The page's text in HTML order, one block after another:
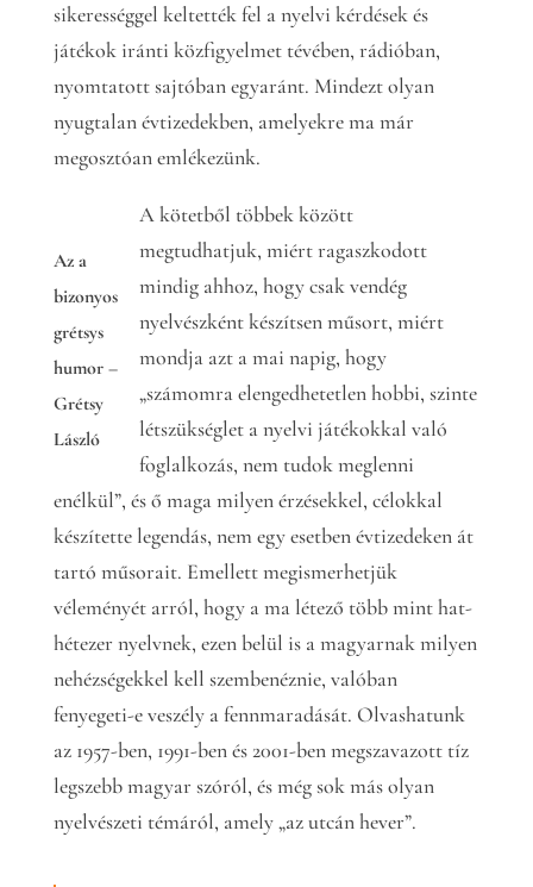
sikerességgel keltették fel a nyelvi kérdések és
játékok iránti közfigyelmet tévében, rádióban,
nyomtatott sajtóban egyaránt. Mindezt olyan
nyugtalan évtizedekben, amelyekre ma már
megosztóan emlékezünk.
Az a
bizonyos
grétsys
humor –
Grétsy
László
A kötetből többek között
megtudhatjuk, miért ragaszkodott
mindig ahhoz, hogy csak vendég
nyelvészként készítsen műsort, miért
mondja azt a mai napig, hogy
„számomra elengedhetetlen hobbi, szinte
létszükséglet a nyelvi játékokkal való
foglalkozás, nem tudok meglenni
enélkül”, és ő maga milyen érzésekkel, célokkal
készítette legendás, nem egy esetben évtizedeken át
tartó műsorait. Emellett megismerhetjük
véleményét arról, hogy a ma létező több mint hat-
hétezer nyelvnek, ezen belül is a magyarnak milyen
nehézségekkel kell szembenéznie, valóban
fenyegeti-e veszély a fennmaradását. Olvashatunk
az 1957-ben, 1991-ben és 2001-ben megszavazott tíz
legszebb magyar szóról, és még sok más olyan
nyelvészeti témáról, amely „az utcán hever”.